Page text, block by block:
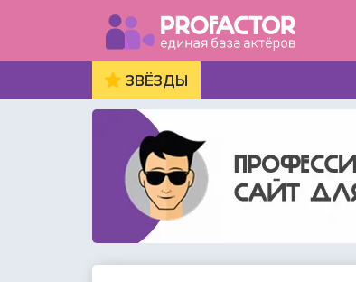
ЗВЁЗДЫ